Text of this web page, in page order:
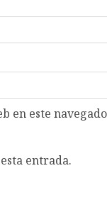
en este
entrada.